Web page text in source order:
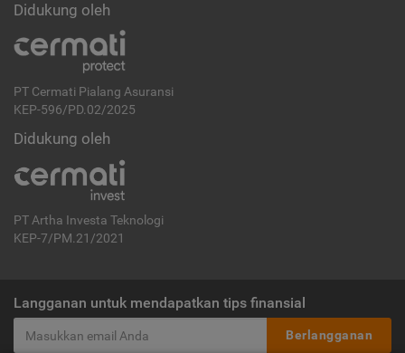
Didukung oleh
PT Cermati Pialang Asuransi
KEP-596/PD.02/2025
Didukung oleh
PT Artha Investa Teknologi
KEP-7/PM.21/2021
Langganan untuk mendapatkan tips finansial
Berlangganan